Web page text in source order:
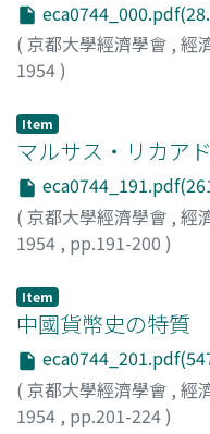
( 京都大學經濟學會 , 經
1954)
Item
マルサス・リカア
( 京都大學經濟學會 , 經
1954 , pp.191-200 )
Item
中國貨幣史の特質
( 京都大學經濟學會 , 經
1954 , pp.201-224)